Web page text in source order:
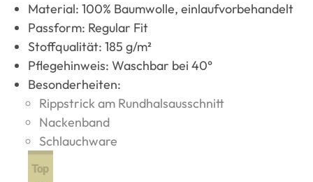
Material: 100% Baumwolle, einlaufvorbehandelt
Passform: Regular Fit
Stoffqualität: 185 g/m²
Pflegehinweis: Waschbar bei 40°
Besonderheiten:
Rippstrick am Rundhalsausschnitt
Nackenband
Schlauchware